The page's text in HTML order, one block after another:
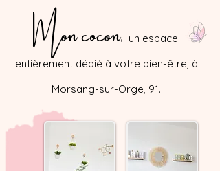
Mon cocon, un espace
entièrement dédié à votre bien-être, à
Morsang-sur-Orge, 91.